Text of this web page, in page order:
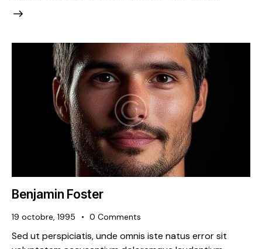
Benjamin Foster
19 octobre, 1995 0 Comments
Sed ut perspiciatis, unde omnis iste natus error sit